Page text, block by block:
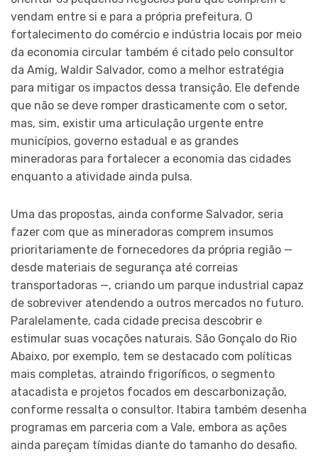
vendam entre si e para a própria prefeitura. O
fortalecimento do comércio e indústria locais por meio
da economia circular também é citado pelo consultor
da Amig, Waldir Salvador, como a melhor estratégia
para mitigar os impactos dessa transição. Ele defende
que não se deve romper drasticamente com o setor,
mas, sim, existir uma articulação urgente entre
municípios, governo estadual e as grandes
mineradoras para fortalecer a economia das cidades
enquanto a atividade ainda pulsa.
Uma das propostas, ainda conforme Salvador, seria
fazer com que as mineradoras comprem insumos
prioritariamente de fornecedores da própria região —
desde materiais de segurança até correias
transportadoras —, criando um parque industrial capaz
de sobreviver atendendo a outros mercados no futuro.
Paralelamente, cada cidade precisa descobrir e
estimular suas vocações naturais. São Gonçalo do Rio
Abaixo, por exemplo, tem se destacado com políticas
mais completas, atraindo frigoríficos, o segmento
atacadista e projetos focados em descarbonização,
conforme ressalta o consultor. Itabira também desenha
programas em parceria com a Vale, embora as ações
ainda pareçam tímidas diante do tamanho do desafio.